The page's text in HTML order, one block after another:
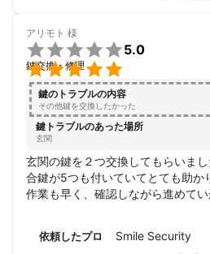
階から、お伝えしても良いのかど
持ちを汲んで頂き、気持ちよくお
「〇〇はしないくても良い」と「〇
ちらが「安価でお願いしたい」と
りを出してくださいました。
ユーザーとしては「値段が高くな
気持ちがあるため、最初からやる
事をはっきりお伝え頂けるのは、本
元芸人さんということもあって、お
た。
そういったことより何より、作業を
すし、Smile Securityさんにお願い
アリモト 様


5.0
鍵交換・修理
鍵のトラブルの内容
その他鍵を交換したかった
鍵トラブルのあった場所
玄関
玄関の鍵を２つ交換してもらいまし
合鍵が5つも付いていてとても助か
作業も早く、確認しながら進めて
依頼したプロ Smile Security